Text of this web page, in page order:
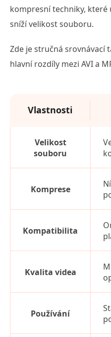
kompresní techniky, které
sníží velikost souboru.
Zde je stručná srovnávací
hlavní rozdíly mezi AVI a
Vlastnosti
Velikost
souboru
Komprese
Kompatibilita
Kvalita videa
Používání